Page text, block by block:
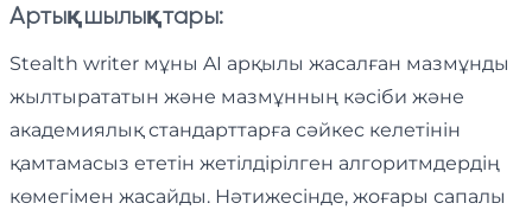
Артықшылықтары:
Stealth writer мұны AI арқылы жасалған мазмұнды
жылтырататын және мазмұнның кәсіби және
академиялық стандарттарға сәйкес келетінін
қамтамасыз ететін жетілдірілген алгоритмдердің
көмегімен жасайды. Нәтижесінде, жоғары сапалы